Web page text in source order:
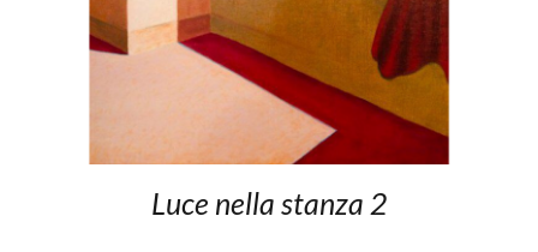
Luce nella stanza 2